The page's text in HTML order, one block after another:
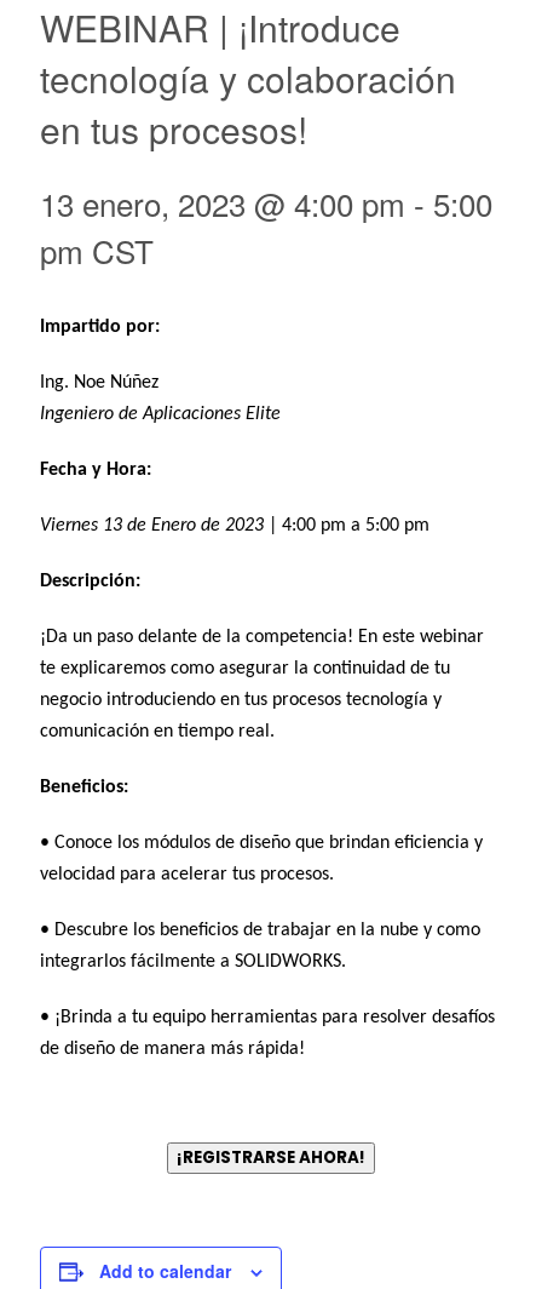
WEBINAR | ¡Introduce
tecnología y colaboración
en tus procesos!
13 enero, 2023 @ 4:00 pm - 5:00
pm CST
Impartido por:
Ing. Noe Núñez
Ingeniero de Aplicaciones Elite
Fecha y Hora:
Viernes 13 de Enero de 2023 | 4:00 pm a 5:00 pm
Descripción:
¡Da un paso delante de la competencia! En este webinar
te explicaremos como asegurar la continuidad de tu
negocio introduciendo en tus procesos tecnología y
comunicación en tiempo real.
Beneficios:
• Conoce los módulos de diseño que brindan eficiencia y
velocidad para acelerar tus procesos.
• Descubre los beneficios de trabajar en la nube y como
integrarlos fácilmente a SOLIDWORKS.
• ¡Brinda a tu equipo herramientas para resolver desafíos
de diseño de manera más rápida!
¡REGISTRARSE AHORA!
Add to calendar